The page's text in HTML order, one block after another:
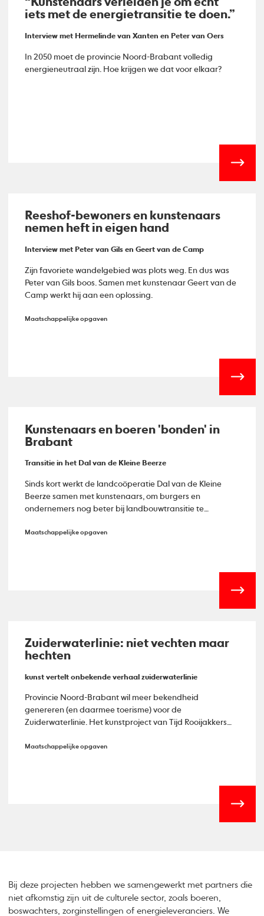
“Kunstenaars verleiden je om écht
iets met de energietransitie te doen.”
Interview met Hermelinde van Xanten en Peter van Oers
In 2050 moet de provincie Noord-Brabant volledig
energieneutraal zijn. Hoe krijgen we dat voor elkaar?
Reeshof-bewoners en kunstenaars
nemen heft in eigen hand
Interview met Peter van Gils en Geert van de Camp
Zijn favoriete wandelgebied was plots weg. En dus was
Peter van Gils boos. Samen met kunstenaar Geert van de
Camp werkt hij aan een oplossing.
Maatschappelijke opgaven
Kunstenaars en boeren 'bonden' in
Brabant
Transitie in het Dal van de Kleine Beerze
Sinds kort werkt de landcoöperatie Dal van de Kleine
Beerze samen met kunstenaars, om burgers en
ondernemers nog beter bij landbouwtransitie te
Maatschappelijke opgaven
Zuiderwaterlinie: niet vechten maar
hechten
kunst vertelt onbekende verhaal zuiderwaterlinie
Provincie Noord-Brabant wil meer bekendheid
genereren (en daarmee toerisme) voor de
Zuiderwaterlinie. Het kunstproject van Tijd Rooijakkers
Maatschappelijke opgaven
Bij deze projecten hebben we samengewerkt met partners die
niet afkomstig zijn uit de culturele sector, zoals boeren,
boswachters, zorginstellingen of energieleveranciers. We